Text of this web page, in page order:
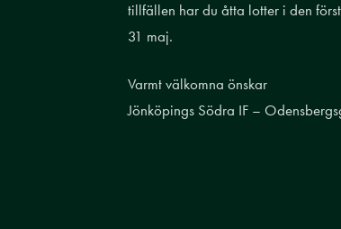
tillfällen har du åtta lotter i den
31 maj.
Varmt välkomna önskar
Jönköpings Södra IF –